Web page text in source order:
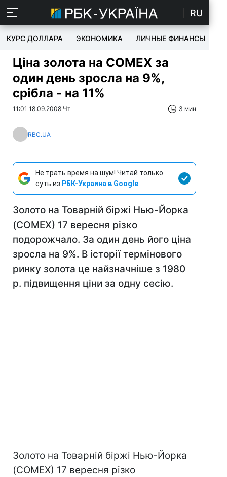
RU
КУРС ДОЛЛАРА ЭКОНОМИКА ЛИЧНЫЕ ФИНАНСЫ
Ціна золота на COMEX за
один день зросла на 9%,
срібла - на 11%
11:01 18.09.2008 Чт 3 мин
RBC.UA
Не трать время на шум! Читай только
суть из РБК-Украина в Google
Золото на Товарній біржі Нью-Йорка
(COMEX) 17 вересня різко
подорожчало. За один день його ціна
зросла на 9%. В історії термінового
ринку золота це найзначніше з 1980
р. підвищення ціни за одну сесію.
Золото на Товарній біржі Нью-Йорка
(COMEX) 17 вересня різко